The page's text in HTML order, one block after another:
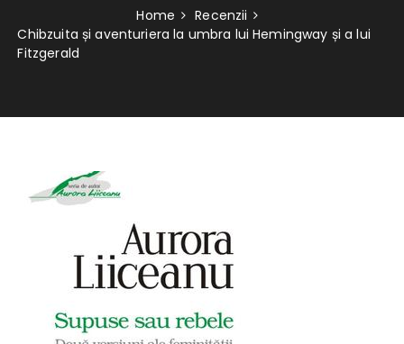
Home
Recenzii
Chibzuita și aventuriera la umbra lui Hemingway și a lui
Fitzgerald